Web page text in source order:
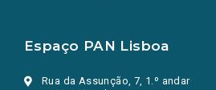
Espaço PAN Lisboa
Rua da Assunção, 7, 1.º andar